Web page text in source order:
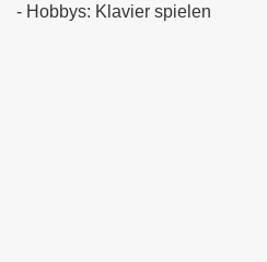
- Hobbys: Klavier spielen